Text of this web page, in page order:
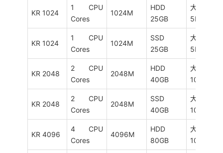
KR 1024
1 CPU
Cores
1024M
HDD
25GB
大陆优化
5M
KR 1024
1 CPU
Cores
1024M
SSD
25GB
大陆优化
5M
KR 2048
2 CPU
Cores
2048M
HDD
40GB
大陆优化
10M
KR 2048
2 CPU
Cores
2048M
SSD
40GB
大陆优化
10M
KR 4096
4 CPU
Cores
4096M
HDD
80GB
大陆优化
10M